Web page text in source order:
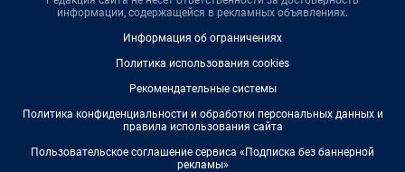
информации, содержащейся в рекламных объявлениях.
Информация об ограничениях
Политика использования cookies
Рекомендательные системы
Политика конфиденциальности и обработки персональных данных и
правила использования сайта
Пользовательское соглашение сервиса «Подписка без баннерной
рекламы»